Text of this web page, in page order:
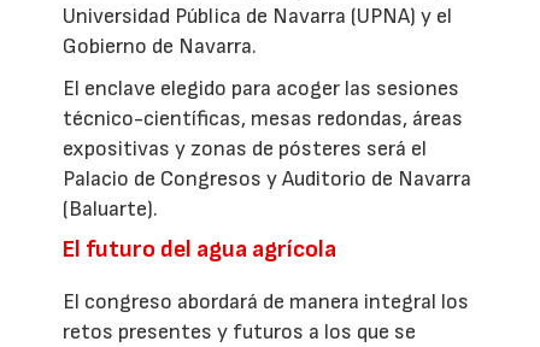
Universidad Pública de Navarra (UPNA) y el
Gobierno de Navarra.
El enclave elegido para acoger las sesiones
técnico-científicas, mesas redondas, áreas
expositivas y zonas de pósteres será el
Palacio de Congresos y Auditorio de Navarra
(Baluarte).
El futuro del agua agrícola
El congreso abordará de manera integral los
retos presentes y futuros a los que se